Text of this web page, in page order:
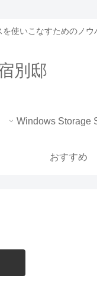
使いこなすためのノウ
別邸
おすすめ